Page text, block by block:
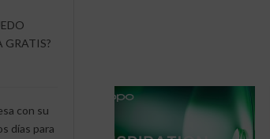
GRATIS?
con su
días para